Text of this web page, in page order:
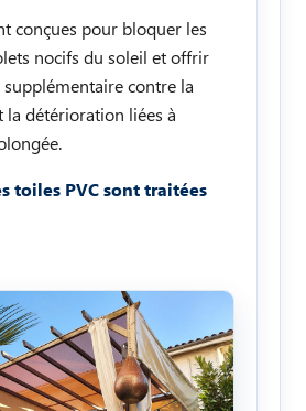
conçues pour bloquer les
nocifs du soleil et offrir
contre la
la détérioration liées à
toiles PVC sont traitées